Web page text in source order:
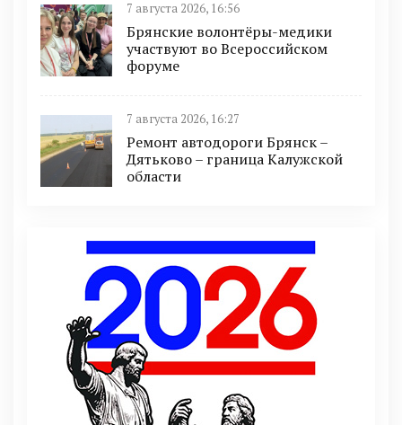
7 августа 2026, 16:56
Брянские волонтёры-медики
участвуют во Всероссийском
форуме
7 августа 2026, 16:27
Ремонт автодороги Брянск –
Дятьково – граница Калужской
области